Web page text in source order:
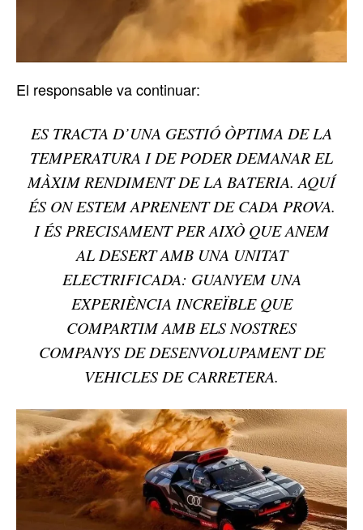
El responsable va continuar:
ES TRACTA D’UNA GESTIÓ ÒPTIMA DE LA
TEMPERATURA I DE PODER DEMANAR EL
MÀXIM RENDIMENT DE LA BATERIA. AQUÍ
ÉS ON ESTEM APRENENT DE CADA PROVA.
I ÉS PRECISAMENT PER AIXÒ QUE ANEM
AL DESERT AMB UNA UNITAT
ELECTRIFICADA: GUANYEM UNA
EXPERIÈNCIA INCREÏBLE QUE
COMPARTIM AMB ELS NOSTRES
COMPANYS DE DESENVOLUPAMENT DE
VEHICLES DE CARRETERA.